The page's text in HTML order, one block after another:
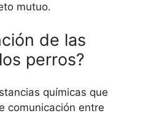
mutuo.
de las
perros?
químicas que
comunicación entre